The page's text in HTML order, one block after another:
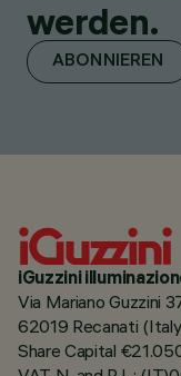
werden.
ABONNIEREN
iGuzzini
Via Mariano Guzzini
62019 Recanati
Share Capital